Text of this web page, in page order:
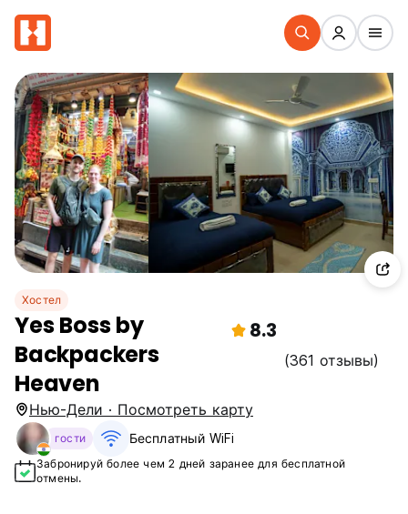
Хостел
Yes Boss by
Backpackers
Heaven
8.3
(361 отзывы)
Нью-Дели · Посмотреть карту
гости Бесплатный WiFi
Забронируй более чем 2 дней заранее для бесплатной
отмены.